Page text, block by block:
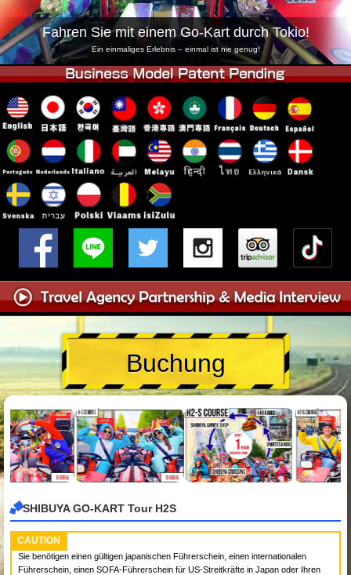
Tokio Asakusa Osaka
Okinawa
Fahren Sie mit einem Go-Kart durch Tokio!
Ein einmaliges Erlebnis – einmal ist nie genug!
Buchung
SHIBUYA GO-KART Tour H2S
CAUTION
Sie benötigen einen gültigen japanischen Führerschein, einen internationalen
Führerschein, einen SOFA-Führerschein für US-Streitkräfte in Japan oder Ihren